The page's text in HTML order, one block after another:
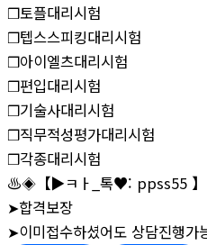
❒토플대리시험
❒텝스스피킹대리시험
❒아이엘츠대리시험
❒편입대리시험
❒기술사대리시험
❒직무적성평가대리시험
❒각종대리시험
♨️◈【▶ㅋㅏ_톡♥: ppss55
➤합격보장
➤이미접수하셨어도 상담진행가